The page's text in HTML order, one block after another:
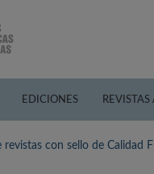
EDICIONES
con sello de Calidad